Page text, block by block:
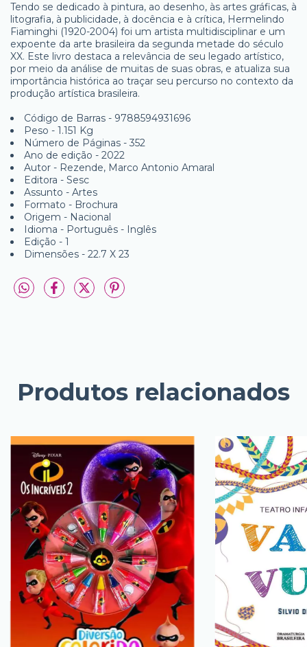
Tendo se dedicado à pintura, ao desenho, às artes gráficas, à
litografia, à publicidade, à docência e à crítica, Hermelindo
Fiaminghi (1920-2004) foi um artista multidisciplinar e um
expoente da arte brasileira da segunda metade do século
XX. Este livro destaca a relevância de seu legado artístico,
por meio da análise de muitas de suas obras, e atualiza sua
importância histórica ao traçar seu percurso no contexto da
produção artística brasileira.
Código de Barras - 9788594931696
Peso - 1.151 Kg
Número de Páginas - 352
Ano de edição - 2022
Autor - Rezende, Marco Antonio Amaral
Editora - Sesc
Assunto - Artes
Formato - Brochura
Origem - Nacional
Idioma - Português - Inglês
Edição - 1
Dimensões - 22.7 X 23
Produtos relacionados